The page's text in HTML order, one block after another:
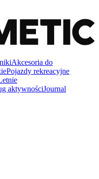
Akcesoria do
Pojazdy rekreacyjne
aktywnościJournal